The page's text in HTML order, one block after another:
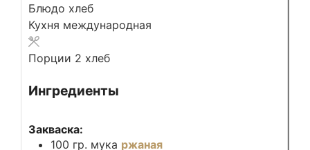
Блюдо хлеб
Кухня международная
Порции 2 хлеб
Ингредиенты
Закваска:
100 гр. мука ржаная